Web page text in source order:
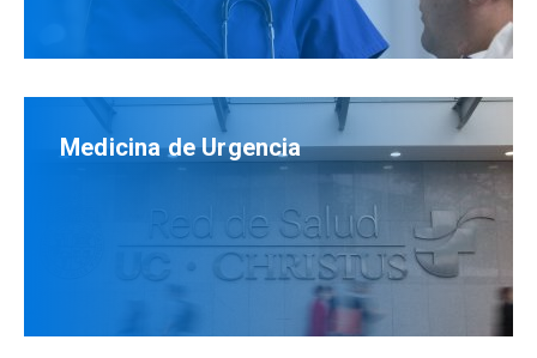
Esto debe ser enviado por correo electrónico a
Celia Riquelme (criquelg@uc.cl), Asistente
Ejecutiva de la Dirección de Pregrado, con copia
a contacto.urgencia@uc.cl.
Se les solicitará escribir una carta – no más de
una plana – donde expliquen sus
motivaciones
para realizar el internadoy los objetivos
desean lograr, además de
describir cuál es su
plan futuro una vez sean egresados
realizar especialidad en Medicina de Urgencia,
Medicina de Urgencia